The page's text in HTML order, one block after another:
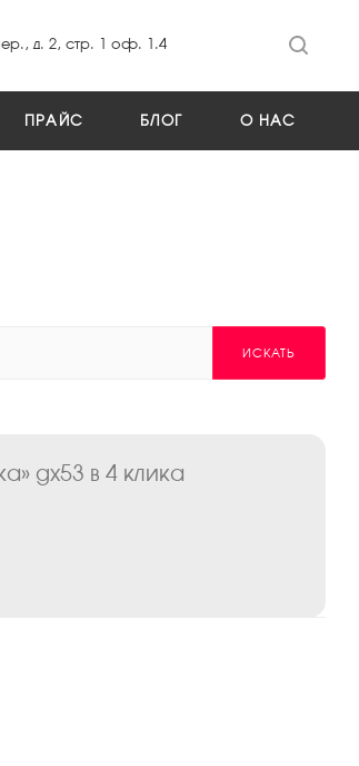
д. 2, стр. 1 оф. 1.4
ПРАЙС БЛОГ О НАС
ИСКАТЬ
gx53 в 4 клика